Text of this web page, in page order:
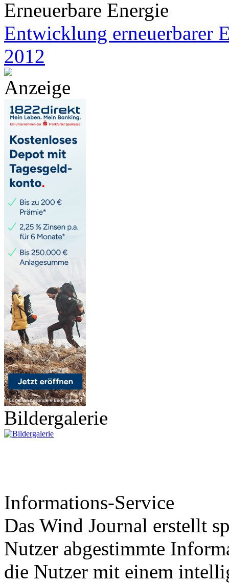
Erneuerbare Energie
Entwicklung erneuerbarer
2012
Anzeige
Bildergalerie
Informations-Service
Das Wind Journal erstellt
Nutzer abgestimmte
die Nutzer mit einem